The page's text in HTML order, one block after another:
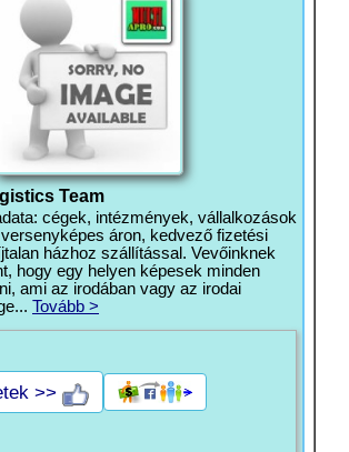
Team
cégek, intézmények, vállalkozások
áron, kedvező fizetési
házhoz szállítással. Vevőinknek
hogy egy helyen képesek minden
ami az irodában vagy az irodai
Tovább >
>>